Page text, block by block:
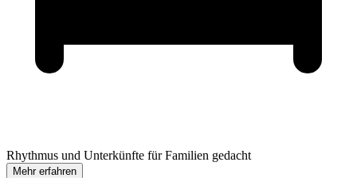
Rhythmus und Unterkünfte für Familien gedacht
Mehr erfahren